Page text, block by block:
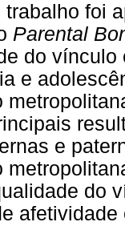
foi
Parental
do
e
e
do